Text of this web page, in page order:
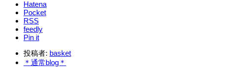
Hatena
Pocket
RSS
feedly
Pin it
投稿者: basket
＊通常blog＊